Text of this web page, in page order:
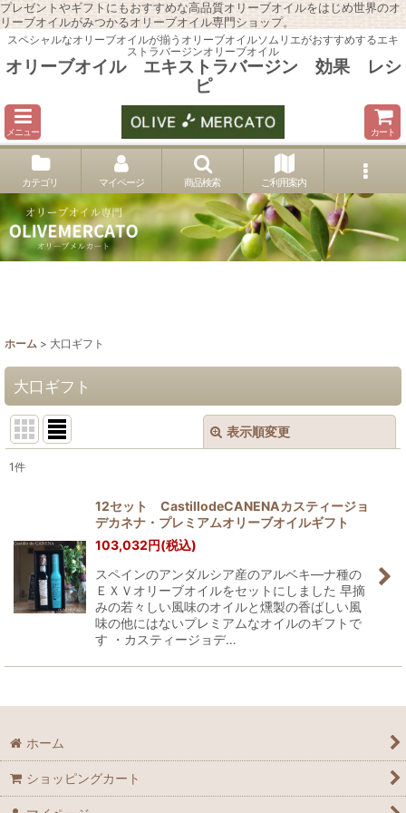
プレゼントやギフトにもおすすめな高品質オリーブオイルをはじめ世界のオ
リーブオイルがみつかるオリーブオイル専門ショップ。
スペシャルなオリーブオイルが揃うオリーブオイルソムリエがおすすめするエキ
ストラバージンオリーブオイル
オリーブオイル エキストラバージン 効果 レシ
ピ
メニュー カート
カテゴリ マイページ 商品検索 ご利用案内
ホーム > 大口ギフト
大口ギフト
表示順変更
絞り込む
1件
12セット CastillodeCANENAカスティージョ
デカネナ・プレミアムオリーブオイルギフト
103,032円(税込)
スペインのアンダルシア産のアルベキ―ナ種の
ＥＸＶオリーブオイルをセットにしました 早摘
みの若々しい風味のオイルと燻製の香ばしい風
味の他にはないプレミアムなオイルのギフトで
す ・カスティージョデ…
ホーム
ショッピングカート